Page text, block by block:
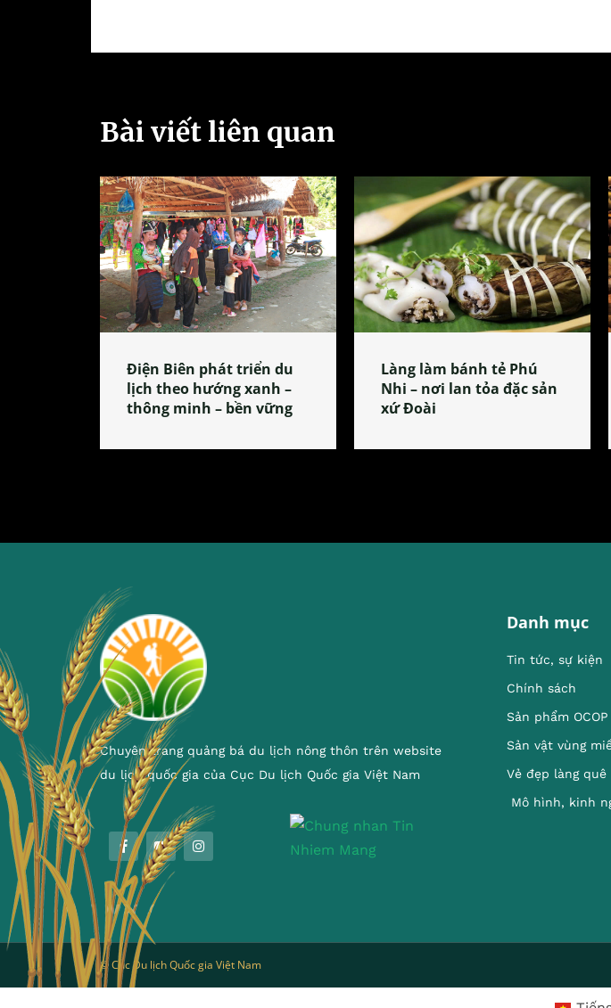
Bài viết liên quan
Điện Biên phát triển du
lịch theo hướng xanh –
thông minh – bền vững
Làng làm bánh tẻ Phú
Nhi – nơi lan tỏa đặc sản
xứ Đoài
Chuyên trang quảng bá du lịch nông thôn trên website
du lịch quốc gia của Cục Du lịch Quốc gia Việt Nam
Danh mục
Tin tức, sự kiện
Chính sách
Sản phẩm OCOP
Sản vật vùng
Vẻ đẹp làng quê
Mô hình, kinh
© Cục Du lịch Quốc gia Việt Nam